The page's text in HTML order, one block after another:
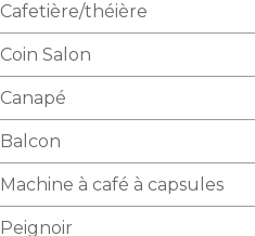
Cafetière/théière
Coin Salon
Canapé
Balcon
Machine à café à capsules
Peignoir